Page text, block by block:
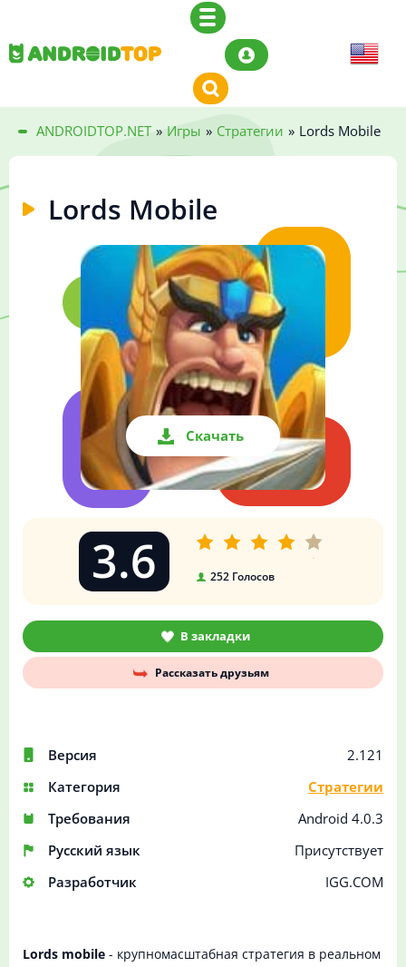
ANDROIDTOP.NET » Игры » Стратегии » Lords Mobile
Lords Mobile
Скачать
Версия
2.121
Категория
Стратегии
Требования
Android 4.0.3
Русский язык
Присутствует
Разработчик
IGG.COM
3.6 252Голосов
В закладки
Рассказать друзьям
Lords mobile - крупномасштабная стратегия в реальном